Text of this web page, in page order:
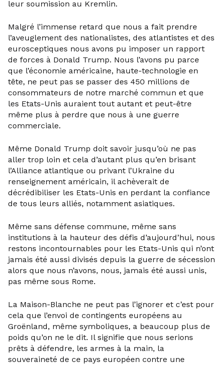
leur soumission au Kremlin.
Malgré l’immense retard que nous a fait prendre
l’aveuglement des nationalistes, des atlantistes et des
eurosceptiques nous avons pu imposer un rapport
de forces à Donald Trump. Nous l’avons pu parce
que l’économie américaine, haute-technologie en
tête, ne peut pas se passer des 450 millions de
consommateurs de notre marché commun et que
les Etats-Unis auraient tout autant et peut-être
même plus à perdre que nous à une guerre
commerciale.
Même Donald Trump doit savoir jusqu’où ne pas
aller trop loin et cela d’autant plus qu’en brisant
l’Alliance atlantique ou privant l’Ukraine du
renseignement américain, il achèverait de
décrédibiliser les Etats-Unis en perdant la confiance
de tous leurs alliés, notamment asiatiques.
Même sans défense commune, même sans
institutions à la hauteur des défis d’aujourd’hui, nous
restons incontournables pour les Etats-Unis qui n’ont
jamais été aussi divisés depuis la guerre de sécession
alors que nous n’avons, nous, jamais été aussi unis,
pas même sous Rome.
La Maison-Blanche ne peut pas l’ignorer et c’est pour
cela que l’envoi de contingents européens au
Groënland, même symboliques, a beaucoup plus de
poids qu’on ne le dit. Il signifie que nous serions
prêts à défendre, les armes à la main, la
souveraineté de ce pays européen contre une